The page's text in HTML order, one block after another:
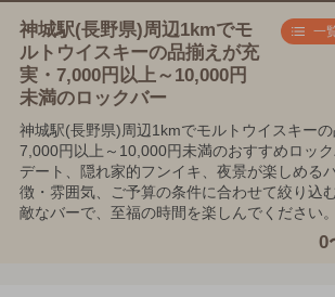
神城駅(長野県)周辺1kmでモ
ルトウイスキーの品揃えが充
実・7,000円以上～10,000円
未満のロックバー
一
神城駅(長野県)周辺1kmでモルトウイスキーの
7,000円以上～10,000円未満のおすすめロック
デート、隠れ家的フンイキ、夜景が楽しめる
徴・雰囲気、ご予算の条件に合わせて絞り込
敵なバーで、至福の時間を楽しんでください。
0